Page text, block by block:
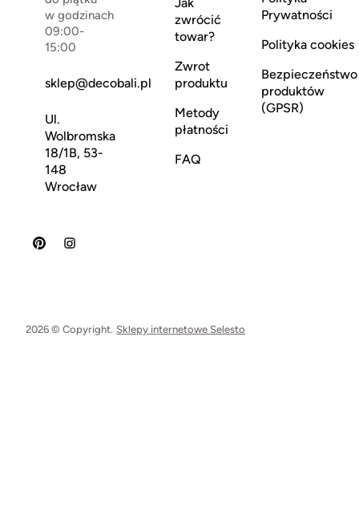
w godzinach
09:00-
15:00
sklep@decobali.pl
Ul.
Wolbromska
18/1B, 53-
148
Wrocław
Jak
zwrócić
towar?
Zwrot
produktu
Metody
płatności
FAQ
Prywatności
Polityka cookies
Bezpieczeństwo
produktów
(GPSR)
2026 © Copyright. Sklepy internetowe Selesto